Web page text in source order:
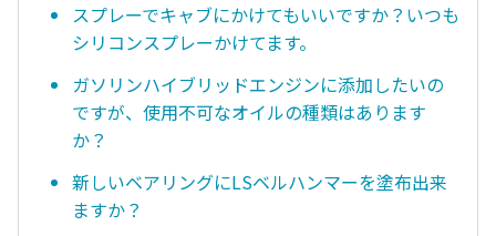
スプレーでキャブにかけてもいいですか？いつも
シリコンスプレーかけてます。
ガソリンハイブリッドエンジンに添加したいの
ですが、使用不可なオイルの種類はあります
か？
新しいベアリングにLSベルハンマーを塗布出来
ますか？